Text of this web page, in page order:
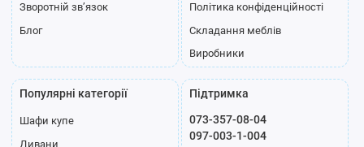
Зворотній зв’язок
Блог
Політика конфіденційності
Складання меблів
Виробники
Популярні категорії
Шафи купе
Дивани
Підтримка
073-357-08-04
097-003-1-004